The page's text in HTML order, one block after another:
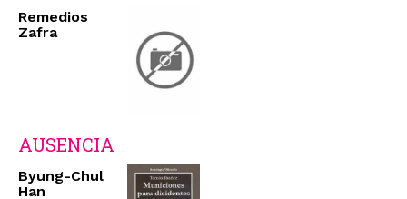
Remedios
Zafra
AUSENCIA
Byung-Chul
Han